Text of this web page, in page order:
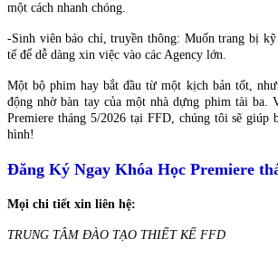
một cách nhanh chóng.
-Sinh viên báo chí, truyền thông: Muốn trang bị kỹ
tế để dễ dàng xin việc vào các Agency lớn.
Một bộ phim hay bắt đầu từ một kịch bản tốt,
động nhờ bàn tay của một nhà dựng phim tài ba.
Premiere tháng 5/2026 tại FFD, chúng tôi sẽ giúp
hình!
Đăng Ký Ngay Khóa Học Premiere
Mọi chi tiết xin liên hệ:
TRUNG TÂM ĐÀO TẠO THIẾT KẾ FFD